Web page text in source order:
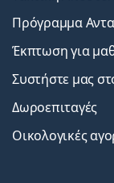
Πρόγραμμα
Έκπτωση για
Συστήστε μας
Δωροεπιταγές
Οικολογικές